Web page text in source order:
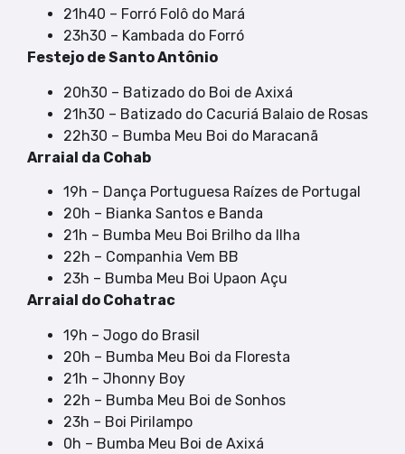
21h40 – Forró Folô do Mará
23h30 – Kambada do Forró
Festejo de Santo Antônio
20h30 – Batizado do Boi de Axixá
21h30 – Batizado do Cacuriá Balaio de Rosas
22h30 – Bumba Meu Boi do Maracanã
Arraial da Cohab
19h – Dança Portuguesa Raízes de Portugal
20h – Bianka Santos e Banda
21h – Bumba Meu Boi Brilho da Ilha
22h – Companhia Vem BB
23h – Bumba Meu Boi Upaon Açu
Arraial do Cohatrac
19h – Jogo do Brasil
20h – Bumba Meu Boi da Floresta
21h – Jhonny Boy
22h – Bumba Meu Boi de Sonhos
23h – Boi Pirilampo
0h – Bumba Meu Boi de Axixá